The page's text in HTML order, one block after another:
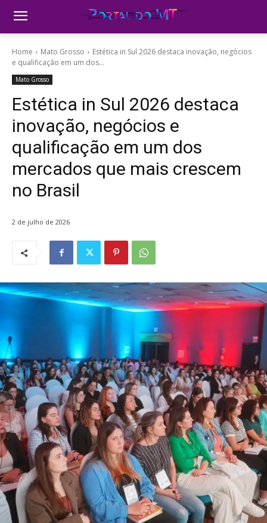
Home Mato Grosso
Estética in Sul 2026 destaca inovação, negócios
e qualificação em um dos...
Mato Grosso
Estética in Sul 2026 destaca
inovação, negócios e
qualificação em um dos
mercados que mais crescem
no Brasil
2 de julho de 2026